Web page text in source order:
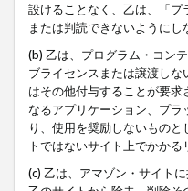
設けることなく、乙は、「
または判読できないようにし
(b) 乙は、プログラム・コン
ブライセンスまたは譲渡し
はその他付与することが要
なるアプリケーション、プ
り、使用を奨励しないもの
トではないサイト上でかかる
(c) 乙は、アマゾン・サイト